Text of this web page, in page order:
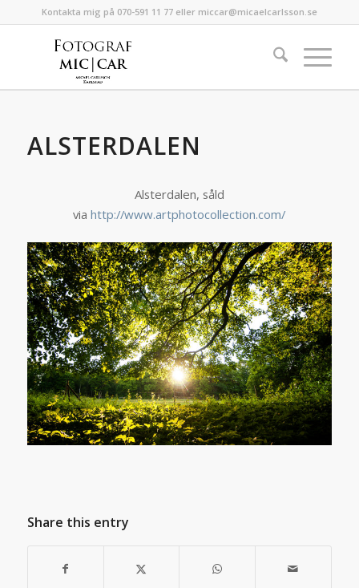
Kontakta mig på 070-591 11 77 eller miccar@micaelcarlsson.se
ALSTERDALEN
Alsterdalen, såld
viahttp://www.artphotocollection.com/
Share this entry